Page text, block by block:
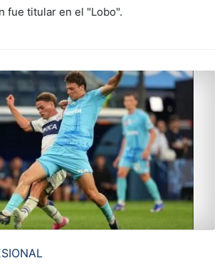
fue titular en el "Lobo".